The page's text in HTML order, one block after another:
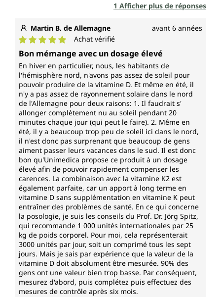
1 Afficher plus de réponses
Martin B. de Allemagne avant 6 années
Note moyenne de 5 sur 5 étoiles
Achat vérifié
Bon mémange avec un dosage élevé
En hiver en particulier, nous, les habitants de
l'hémisphère nord, n'avons pas assez de soleil pour
pouvoir produire de la vitamine D. Et même en été, il
n'y a pas assez de rayonnement solaire dans le nord
de l'Allemagne pour deux raisons: 1. Il faudrait s'
allonger complètement nu au soleil pendant 20
minutes chaque jour (qui peut le faire). 2. Même en
été, il y a beaucoup trop peu de soleil ici dans le nord,
il n'est donc pas surprenant que beaucoup de gens
aiment passer leurs vacances dans le sud. Il est donc
bon qu'Unimedica propose ce produit à un dosage
élevé afin de pouvoir rapidement compenser les
carences. La combinaison avec la vitamine K2 est
également parfaite, car un apport à long terme en
vitamine D sans supplémentation en vitamine K peut
entraîner des problèmes de santé. En ce qui concerne
la posologie, je suis les conseils du Prof. Dr. Jörg Spitz,
qui recommande 1 000 unités internationales par 25
kg de poids corporel. Pour moi, cela représenterait
3000 unités par jour, soit un comprimé tous les sept
jours. Mais je sais par expérience que la valeur de la
vitamine D doit absolument être mesurée. 90% des
gens ont une valeur bien trop basse. Par conséquent,
mesurez d'abord, puis complétez puis effectuez des
mesures de contrôle après six mois.